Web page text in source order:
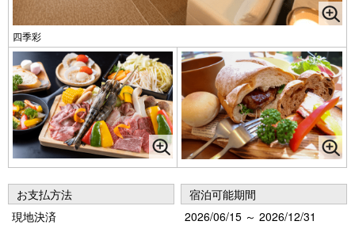
四季彩
お支払方法
現地決済
宿泊可能期間
2026/06/15 ～ 2026/12/31